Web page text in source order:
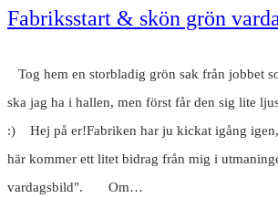
Fabriksstart & skön grön
Tog hem en storbladig grön sak från jobbet
ska jag ha i hallen, men först får den sig lite
:) Hej på er!Fabriken har ju kickat igång
här kommer ett litet bidrag från mig i
vardagsbild". Om…